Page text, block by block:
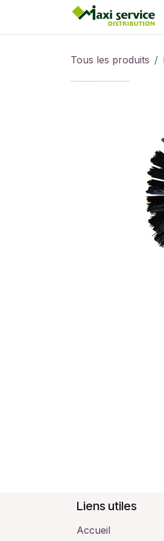
Se rendre au contenu
Tous les produits
Liens utiles
Accueil